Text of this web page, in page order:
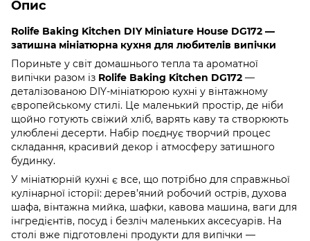
Опис
Rolife Baking Kitchen DIY Miniature House DG172 —
затишна мініатюрна кухня для любителів випічки
Пориньте у світ домашнього тепла та ароматної
випічки разом із Rolife Baking Kitchen DG172 —
деталізованою DIY-мініатюрою кухні у вінтажному
європейському стилі. Це маленький простір, де ніби
щойно готують свіжий хліб, варять каву та створюють
улюблені десерти. Набір поєднує творчий процес
складання, красивий декор і атмосферу затишного
будинку.
У мініатюрній кухні є все, що потрібно для справжньої
кулінарної історії: дерев’яний робочий острів, духова
шафа, вінтажна мийка, шафки, кавова машина, ваги для
інгредієнтів, посуд і безліч маленьких аксесуарів. На
столі вже підготовлені продукти для випічки —